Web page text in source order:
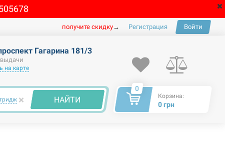
получите скидку→ Регистрация Войти
Гагарина 181/3
на карте
× НАЙТИ
0
Корзина:
0 грн